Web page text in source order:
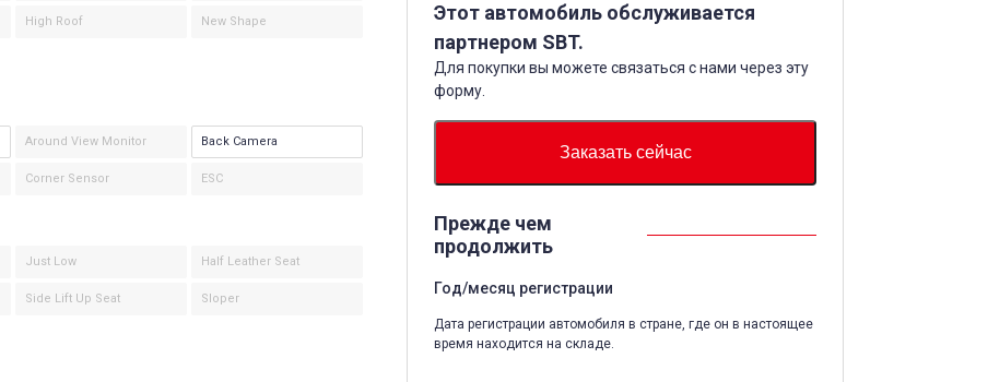
Этот автомобиль обслуживается
партнером SBT.
Для покупки вы можете связаться с нами через эту
форму.
Заказать сейчас
Прежде чем
продолжить
Год/месяц регистрации
Дата регистрации автомобиля в стране, где он в настоящее
время находится на складе.
High Roof New Shape
Around View Monitor Back Camera
Corner Sensor ESC
Just Low Half Leather Seat
Side Lift Up Seat Sloper